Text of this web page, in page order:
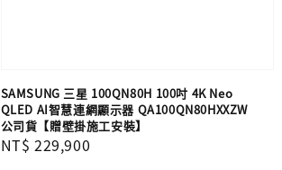
SAMSUNG 三星 100QN80H 100吋 4K Neo
QLED AI智慧連網顯示器 QA100QN80HXXZW
公司貨【贈壁掛施工安裝】
Regular
NT$ 229,900